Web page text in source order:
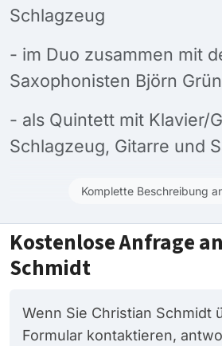
Schlagzeug
- im Duo zusammen mit
Saxophonisten Björn
- als Quintett mit Klavier/
Schlagzeug, Gitarre und
Komplette Beschreibung
Kostenlose Anfrage
Schmidt
Wenn Sie Christian Schmidt
Formular kontaktieren,